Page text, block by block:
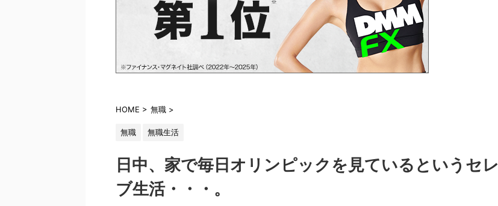
HOME > 無職 >
無職 無職生活
日中、家で毎日オリンピックを見ているというセレ
ブ生活・・・。